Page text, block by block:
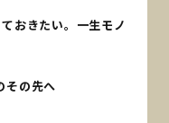
おきたい。一生モノ
その先へ